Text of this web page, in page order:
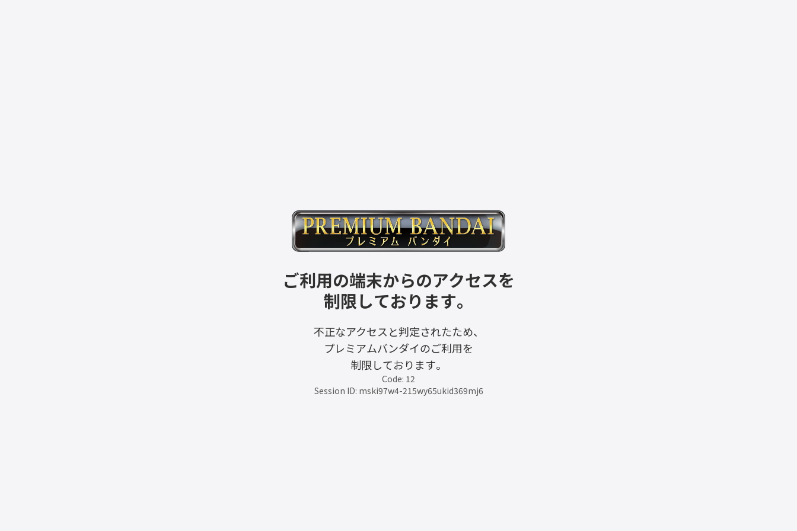
ご利用の端末からのアクセスを
制限しております。
不正なアクセスと判定されたため、
プレミアムバンダイのご利用を
制限しております。
Code: 12
Session ID: mski97w4-215wy65ukid369mj6